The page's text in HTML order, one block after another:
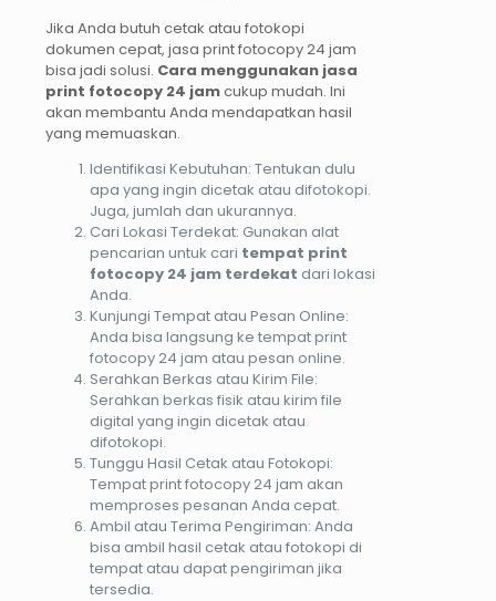
Jika Anda butuh cetak atau fotokopi
dokumen cepat, jasa print fotocopy 24 jam
bisa jadi solusi. Cara menggunakan jasa
print fotocopy 24 jamcukup mudah. Ini
akan membantu Anda mendapatkan hasil
yang memuaskan.
Identifikasi Kebutuhan: Tentukan dulu
apa yang ingin dicetak atau difotokopi.
Juga, jumlah dan ukurannya.
Cari Lokasi Terdekat: Gunakan alat
pencarian untuk cari tempat print
fotocopy 24 jam terdekat dari lokasi
Anda.
Kunjungi Tempat atau Pesan Online:
Anda bisa langsung ke tempat print
fotocopy 24 jam atau pesan online.
Serahkan Berkas atau Kirim File:
Serahkan berkas fisik atau kirim file
digital yang ingin dicetak atau
difotokopi.
Tunggu Hasil Cetak atau Fotokopi:
Tempat print fotocopy 24 jam akan
memproses pesanan Anda cepat.
Ambil atau Terima Pengiriman: Anda
bisa ambil hasil cetak atau fotokopi di
tempat atau dapat pengiriman jika
tersedia.